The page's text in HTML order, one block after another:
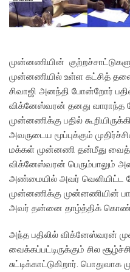
முன்னணியின்
முன்னணியில் உள்ள கட்சித்
சிவாஜி அனந்தி போன்றோர்
விக்னேஸ்வரன் தனது வாராந்த
முன்னணிக்கு பதில்
அவருடைய மூப்புக்கும்
மக்கள் முன்னணி தன்மீது
விக்னேஸ்வரன் பெரும்பாலும்
அண்மையில் அவர் வெளியிட்ட
முன்னணிக்கு முன்னணியின்
அவர் தன்னை தாழ்த்திக்
அந்த பதிலில் விக்னேஸ்வரன்
வைக்கப்பட்டிருக்கும் சில
சுட்டிக்காட்டுகிறார்.